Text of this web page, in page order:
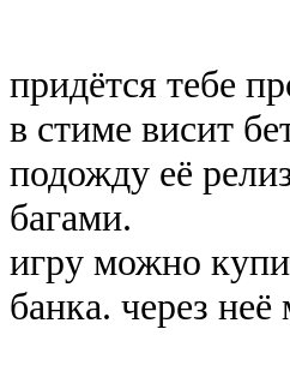
придётся тебе
в стиме висит
подожду её
багами.
игру можно
банка. через